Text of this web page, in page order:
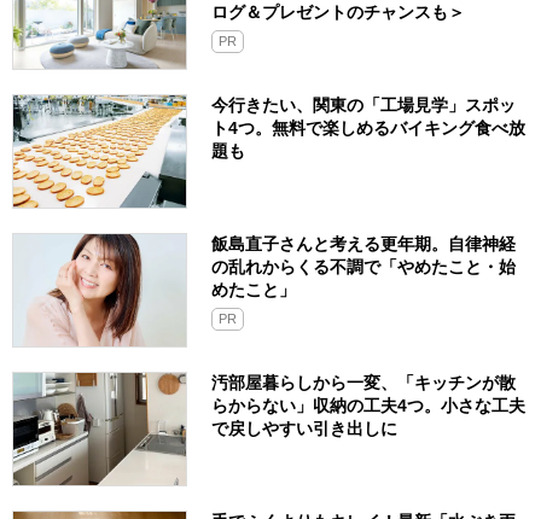
ログ＆プレゼントのチャンスも＞
PR
今行きたい、関東の「工場見学」スポッ
ト4つ。無料で楽しめるバイキング食べ放
題も
飯島直子さんと考える更年期。自律神経
の乱れからくる不調で「やめたこと・始
めたこと」
PR
汚部屋暮らしから一変、「キッチンが散
らからない」収納の工夫4つ。小さな工夫
で戻しやすい引き出しに